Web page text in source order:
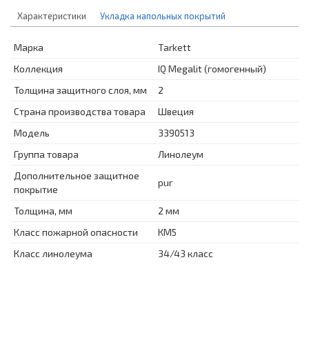
Характеристики Укладка напольных покрытий
Марка
Tarkett
Коллекция
IQ Megalit (гомогенный)
Толщина защитного слоя, мм
2
Страна производства товара
Швеция
Модель
3390513
Группа товара
Линолеум
Дополнительное защитное
покрытие
pur
Толщина, мм
2 мм
Класс пожарной опасности
КМ5
Класс линолеума
34/43 класс